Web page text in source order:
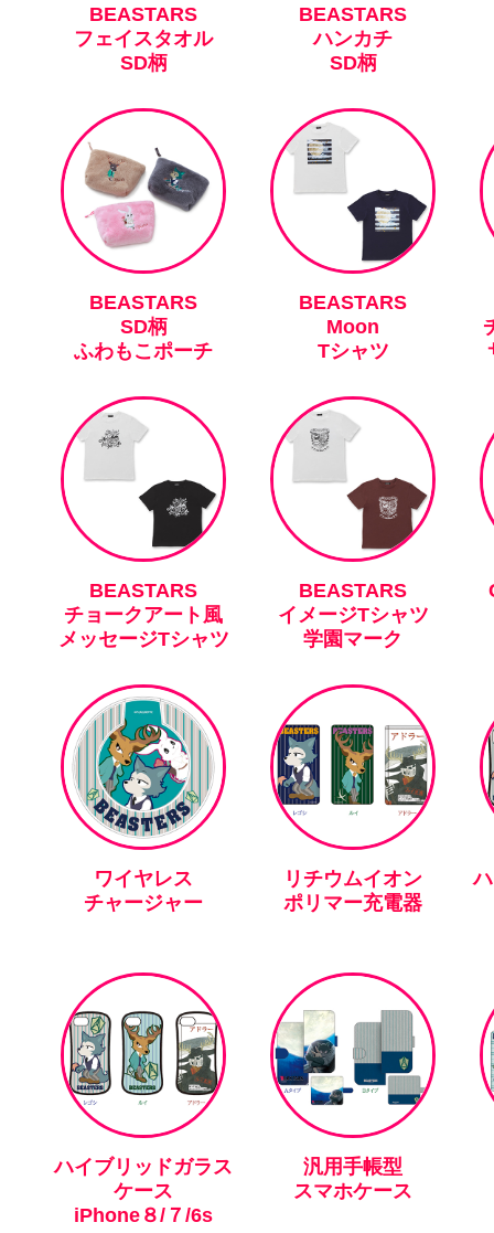
BEASTARS
フェイスタオル
SD柄
BEASTARS
ハンカチ
SD柄
BEASTARS
SD柄
ふわもこポーチ
BEASTARS
Moon
Tシャツ
BEASTARS
チョークアート風
メッセージTシャツ
BEASTARS
イメージTシャツ
学園マーク
ワイヤレス
チャージャー
リチウムイオン
ポリマー充電器
ハイブリッドガラス
ケース
iPhone８/７/6s
汎用手帳型
スマホケース